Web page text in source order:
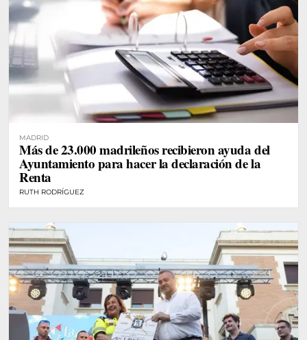
MADRID
Más de 23.000 madrileños recibieron ayuda del
Ayuntamiento para hacer la declaración de la
Renta
RUTH RODRÍGUEZ